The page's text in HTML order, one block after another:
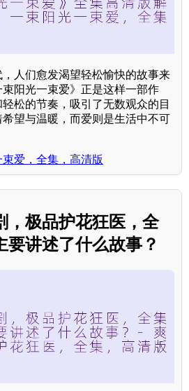
人们愈发渴望轻松愉快的故事来
阳光一束爱》正是这样一部作
松的节奏，吸引了无数观众的目
望与温暖，而爱则是生活中不可
爱，全集，高清版
，极品护花狂医，全
要讲述了什么故事？